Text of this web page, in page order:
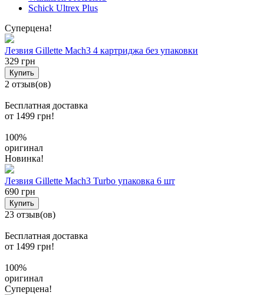
Schick Ultrex Plus
Суперцена!
Лезвия Gillette Mach3 4 картриджа без упаковки
329 грн
Купить
2 отзыв(ов)
Бесплатная доставка
от 1499 грн!
100%
оригинал
Новинка!
Лезвия Gillette Mach3 Turbo упаковка 6 шт
690 грн
Купить
23 отзыв(ов)
Бесплатная доставка
от 1499 грн!
100%
оригинал
Суперцена!